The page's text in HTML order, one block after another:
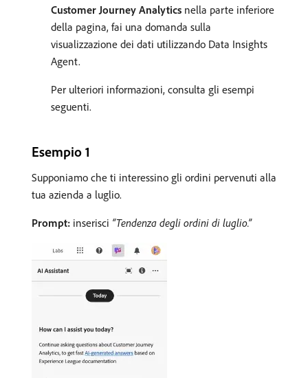
Customer Journey Analytics nella parte inferiore
della pagina, fai una domanda sulla
visualizzazione dei dati utilizzando Data Insights
Agent.
Per ulteriori informazioni, consulta gli esempi
seguenti.
Esempio 1
Supponiamo che ti interessino gli ordini pervenuti alla
tua azienda a luglio.
Prompt: inserisci “Tendenza degli ordini di luglio.”